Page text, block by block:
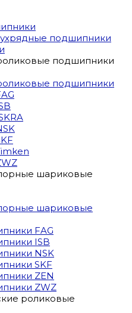
подшипники
подшипники
подшипники
шариковые
шариковые
FAG
ISB
NSK
SKF
ZEN
ZWZ
роликовые